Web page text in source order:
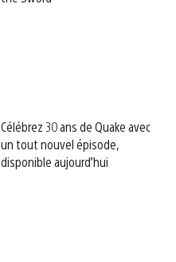
Célébrez 30 ans de Quake avec
un tout nouvel épisode,
disponible aujourd’hui